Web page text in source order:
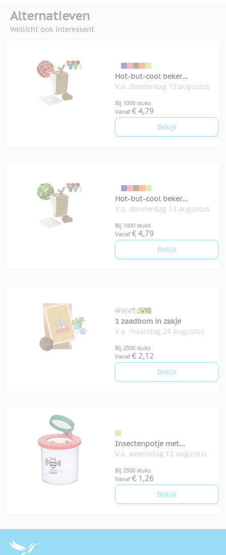
Alternatieven
Wellicht ook interessant
Hot-but-cool beker
kerstomatenzaadjes
V.a. donderdag 13 augustus
Bij 1000 stuks
Vanaf € 4,79
Bekijk
Hot-but-cool beker
basilicumzaadjes
V.a. donderdag 13 augustus
Bij 1000 stuks
Vanaf € 4,79
Bekijk
1 zaadbom in zakje
V.a. maandag 24 augustus
Bij 2500 stuks
Vanaf € 2,12
Bekijk
Insectenpotje met
vergrootglas
V.a. woensdag 12 augustus
Bij 2500 stuks
Vanaf € 1,26
Bekijk